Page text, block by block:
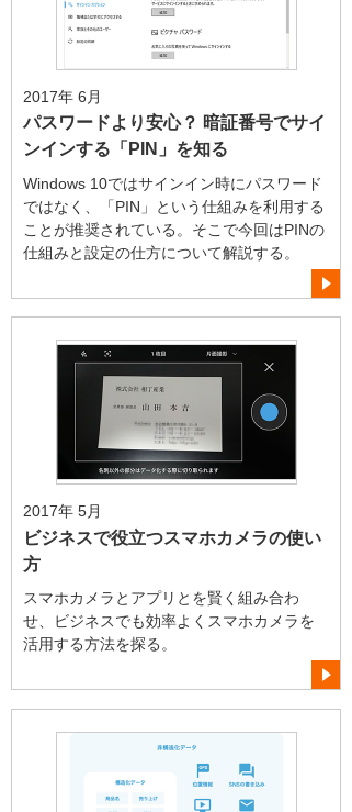
2017年 6月
パスワードより安心？ 暗証番号でサイ
ンインする「PIN」を知る
Windows 10ではサインイン時にパスワード
ではなく、「PIN」という仕組みを利用する
ことが推奨されている。そこで今回はPINの
仕組みと設定の仕方について解説する。
2017年 5月
ビジネスで役立つスマホカメラの使い
方
スマホカメラとアプリとを賢く組み合わ
せ、ビジネスでも効率よくスマホカメラを
活用する方法を探る。